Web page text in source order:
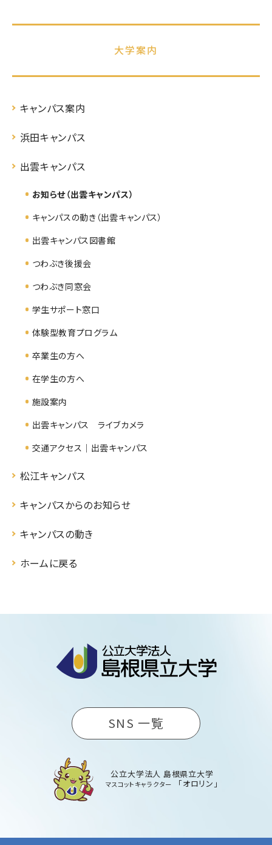
大学案内
キャンパス案内
浜田キャンパス
出雲キャンパス
お知らせ（出雲キャンパス）
キャンパスの動き（出雲キャンパス）
出雲キャンパス図書館
つわぶき後援会
つわぶき同窓会
学生サポート窓口
体験型教育プログラム
卒業生の方へ
在学生の方へ
施設案内
出雲キャンパス ライブカメラ
交通アクセス｜出雲キャンパス
松江キャンパス
キャンパスからのお知らせ
キャンパスの動き
ホームに戻る
SNS 一覧
公立大学法人 島根県立大学
マスコットキャラクター 「オロリン」